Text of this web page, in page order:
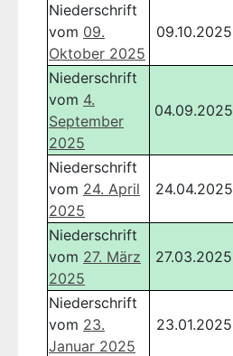
Niederschrift
vom 09.
Oktober 2025
09.10.2025
Niederschrift
vom 4.
September
2025
04.09.2025
Niederschrift
vom 24. April
2025
24.04.2025
Niederschrift
vom 27. März
2025
27.03.2025
Niederschrift
vom 23.
Januar 2025
23.01.2025